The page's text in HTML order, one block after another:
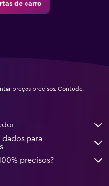
de carro
preços precisos. Contudo,
para
precisos?